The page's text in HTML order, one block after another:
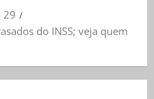
29
do INSS; veja quem